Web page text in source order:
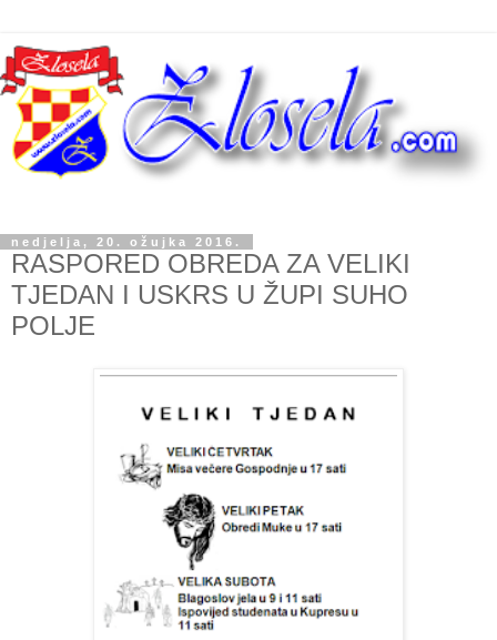
nedjelja, 20. ožujka 2016.
RASPORED OBREDA ZA VELIKI
TJEDAN I USKRS U ŽUPI SUHO
POLJE